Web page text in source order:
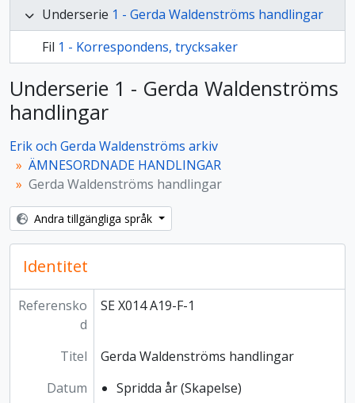
Underserie 1 - Gerda Waldenströms handlingar
Fil 1 - Korrespondens, trycksaker
Underserie 1 - Gerda Waldenströms
handlingar
Erik och Gerda Waldenströms arkiv
ÄMNESORDNADE HANDLINGAR
Gerda Waldenströms handlingar
Andra tillgängliga språk
Identitet
Referensko
d
SE X014 A19-F-1
Titel
Gerda Waldenströms handlingar
Datum
Spridda år (Skapelse)